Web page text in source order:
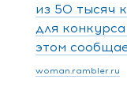
из 50 тысяч
для
этом
woman.rambler.ru